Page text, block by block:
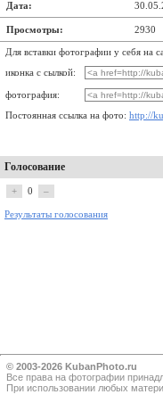
Дата:
Просмотры: 2930
Для вставки фотографии у себя на
иконка с сылкой:
фотография:
Постоянная ссылка на фото: http://
Голосование
+ 0 –
Результаты голосования
© 2003-2026 KubanPhoto.ru
Все прaва на фотографии
При использовании любых